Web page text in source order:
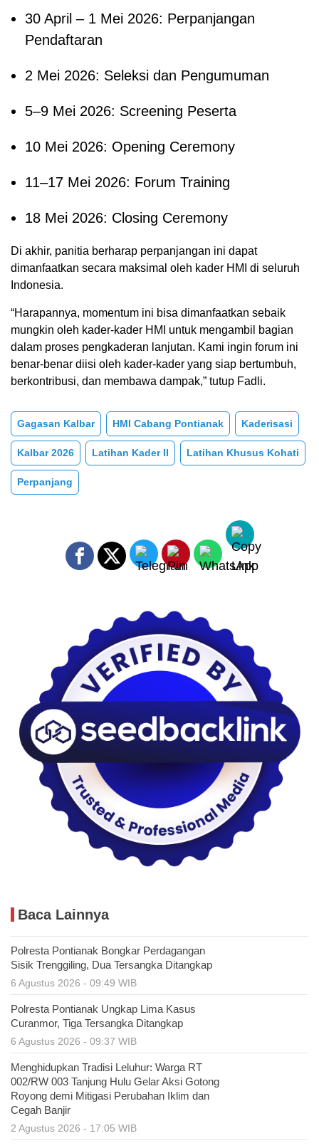
30 April – 1 Mei 2026: Perpanjangan
Pendaftaran
2 Mei 2026: Seleksi dan Pengumuman
5–9 Mei 2026: Screening Peserta
10 Mei 2026: Opening Ceremony
11–17 Mei 2026: Forum Training
18 Mei 2026: Closing Ceremony
Di akhir, panitia berharap perpanjangan ini dapat
dimanfaatkan secara maksimal oleh kader HMI di seluruh
Indonesia.
“Harapannya, momentum ini bisa dimanfaatkan sebaik
mungkin oleh kader-kader HMI untuk mengambil bagian
dalam proses pengkaderan lanjutan. Kami ingin forum ini
benar-benar diisi oleh kader-kader yang siap bertumbuh,
berkontribusi, dan membawa dampak,” tutup Fadli.
Gagasan Kalbar HMI Cabang Pontianak Kaderisasi
Kalbar 2026 Latihan Kader II Latihan Khusus Kohati
Perpanjang
Baca Lainnya
Polresta Pontianak Bongkar Perdagangan
Sisik Trenggiling, Dua Tersangka Ditangkap
6 Agustus 2026 - 09:49 WIB
Polresta Pontianak Ungkap Lima Kasus
Curanmor, Tiga Tersangka Ditangkap
6 Agustus 2026 - 09:37 WIB
Menghidupkan Tradisi Leluhur: Warga RT
002/RW 003 Tanjung Hulu Gelar Aksi Gotong
Royong demi Mitigasi Perubahan Iklim dan
Cegah Banjir
2 Agustus 2026 - 17:05 WIB